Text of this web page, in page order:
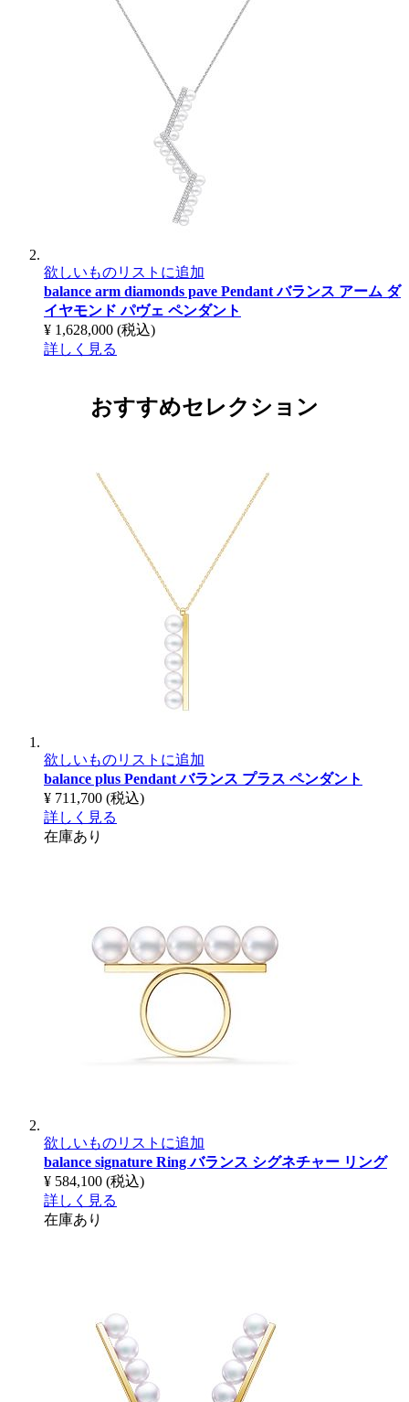
欲しいものリストに追加
balance arm diamonds pave Pendantバランス アーム ダ
イヤモンド パヴェ ペンダント
¥ 1,628,000 (税込)
詳しく見る
おすすめセレクション
欲しいものリストに追加
balance plus Pendantバランス プラス ペンダント
¥ 711,700 (税込)
詳しく見る
在庫あり
欲しいものリストに追加
balance signature Ringバランス シグネチャー リング
¥ 584,100 (税込)
詳しく見る
在庫あり